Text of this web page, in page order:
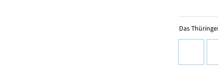
Das